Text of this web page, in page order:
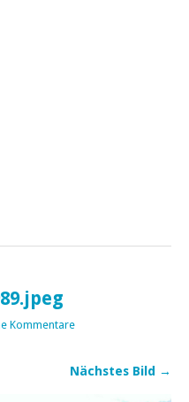
Kommentare
Nächstes Bild →